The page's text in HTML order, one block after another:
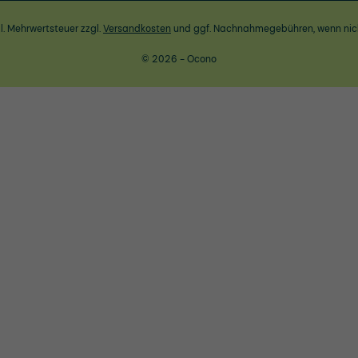
Mehrwertsteuer zzgl.Versandkosten und ggf. Nachnahmegebühren, wenn
© 2026 - Ocono